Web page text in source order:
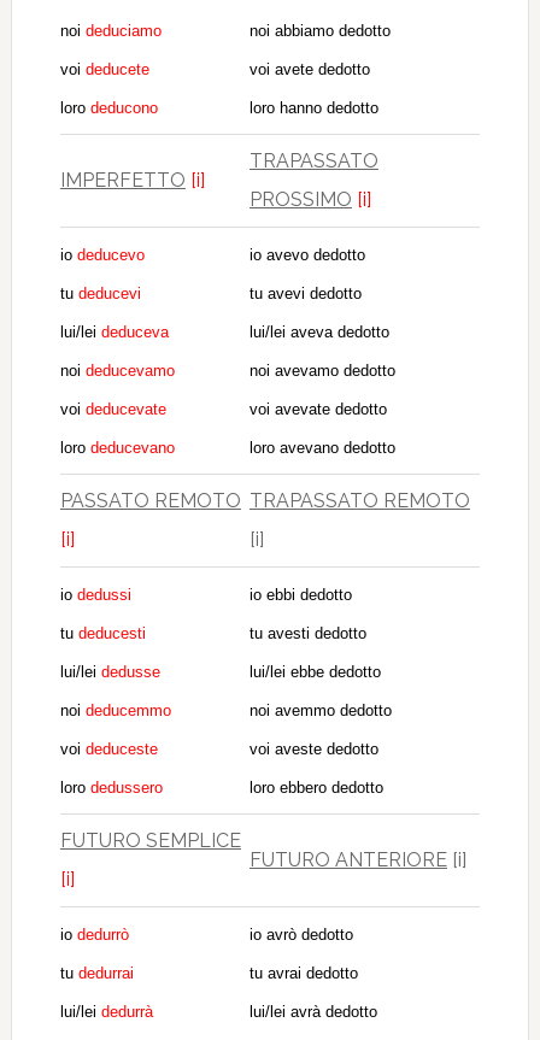
noi deduciamo
voi deducete
loro deducono
noi abbiamo dedotto
voi avete dedotto
loro hanno dedotto
IMPERFETTO [i]
TRAPASSATO
PROSSIMO [i]
io deducevo
tu deducevi
lui/lei deduceva
noi deducevamo
voi deducevate
loro deducevano
io avevo dedotto
tu avevi dedotto
lui/lei aveva dedotto
noi avevamo dedotto
voi avevate dedotto
loro avevano dedotto
PASSATO REMOTO
[i]
TRAPASSATO REMOTO
[i]
io dedussi
tu deducesti
lui/lei dedusse
noi deducemmo
voi deduceste
loro dedussero
io ebbi dedotto
tu avesti dedotto
lui/lei ebbe dedotto
noi avemmo dedotto
voi aveste dedotto
loro ebbero dedotto
FUTURO SEMPLICE
[i]
FUTURO ANTERIORE[i]
io dedurrò
tu dedurrai
lui/lei dedurrà
io avrò dedotto
tu avrai dedotto
lui/lei avrà dedotto